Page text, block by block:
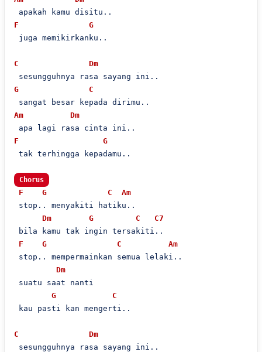
F
G
juga memikirkanku..
C
Dm
G
C
Am
Dm
F
G
tak terhingga kepadamu..
Chorus
F G C
Am
stop.. menyakiti hatiku..
Dm
G C
C7
bila kamu tak ingin tersakiti..
F
G C
Am
stop.. mempermainkan semua lelaki..
Dm
suatu saat nanti
G
C
kau pasti kan mengerti..
C
Dm